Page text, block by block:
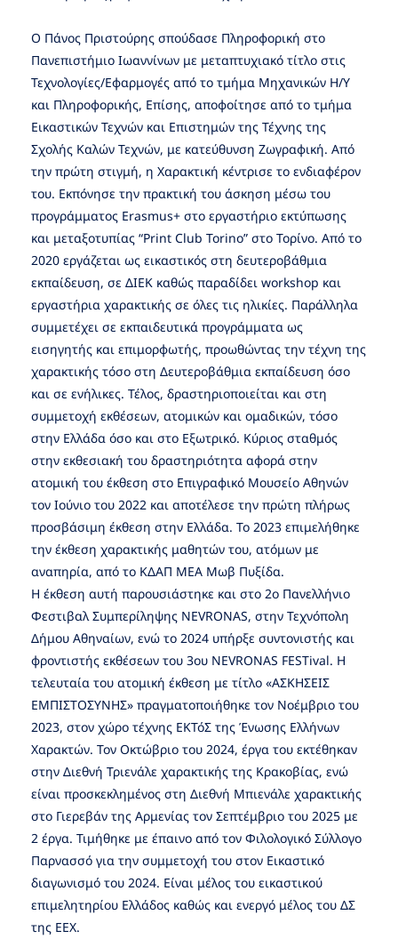
Ο Πάνος Πριστούρης σπούδασε Πληροφορική στο
Πανεπιστήμιο Ιωαννίνων με μεταπτυχιακό τίτλο στις
Τεχνολογίες/Εφαρμογές από το τμήμα Μηχανικών Η/Υ
και Πληροφορικής, Επίσης, αποφοίτησε από το τμήμα
Εικαστικών Τεχνών και Επιστημών της Τέχνης της
Σχολής Καλών Τεχνών, με κατεύθυνση Ζωγραφική. Από
την πρώτη στιγμή, η Χαρακτική κέντρισε το ενδιαφέρον
του. Εκπόνησε την πρακτική του άσκηση μέσω του
προγράμματος Erasmus+ στο εργαστήριο εκτύπωσης
και μεταξοτυπίας “Print Club Torino” στο Τορίνο. Από το
2020 εργάζεται ως εικαστικός στη δευτεροβάθμια
εκπαίδευση, σε ΔΙΕΚ καθώς παραδίδει workshop και
εργαστήρια χαρακτικής σε όλες τις ηλικίες. Παράλληλα
συμμετέχει σε εκπαιδευτικά προγράμματα ως
εισηγητής και επιμορφωτής, προωθώντας την τέχνη της
χαρακτικής τόσο στη Δευτεροβάθμια εκπαίδευση όσο
και σε ενήλικες. Τέλος, δραστηριοποιείται και στη
συμμετοχή εκθέσεων, ατομικών και ομαδικών, τόσο
στην Ελλάδα όσο και στο Εξωτρικό. Κύριος σταθμός
στην εκθεσιακή του δραστηριότητα αφορά στην
ατομική του έκθεση στο Επιγραφικό Μουσείο Αθηνών
τον Ιούνιο του 2022 και αποτέλεσε την πρώτη πλήρως
προσβάσιμη έκθεση στην Ελλάδα. Το 2023 επιμελήθηκε
την έκθεση χαρακτικής μαθητών του, ατόμων με
αναπηρία, από το ΚΔΑΠ ΜΕΑ Μωβ Πυξίδα.
Η έκθεση αυτή παρουσιάστηκε και στο 2ο Πανελλήνιο
Φεστιβαλ Συμπερίληψης NEVRONAS, στην Τεχνόπολη
Δήμου Αθηναίων, ενώ το 2024 υπήρξε συντονιστής και
φροντιστής εκθέσεων του 3ου NEVRONAS FESTival. Η
τελευταία του ατομική έκθεση με τίτλο «ΑΣΚΗΣΕΙΣ
ΕΜΠΙΣΤΟΣΥΝΗΣ» πραγματοποιήθηκε τον Νοέμβριο του
2023, στον χώρο τέχνης ΕΚΤόΣ της Ένωσης Ελλήνων
Χαρακτών. Τον Οκτώβριο του 2024, έργα του εκτέθηκαν
στην Διεθνή Τριενάλε χαρακτικής της Κρακοβίας, ενώ
είναι προσκεκλημένος στη Διεθνή Μπιενάλε χαρακτικής
στο Γιερεβάν της Αρμενίας τον Σεπτέμβριο του 2025 με
2 έργα. Τιμήθηκε με έπαινο από τον Φιλολογικό Σύλλογο
Παρνασσό για την συμμετοχή του στον Εικαστικό
διαγωνισμό του 2024. Είναι μέλος του εικαστικού
επιμελητηρίου Ελλάδος καθώς και ενεργό μέλος του ΔΣ
της ΕΕΧ.